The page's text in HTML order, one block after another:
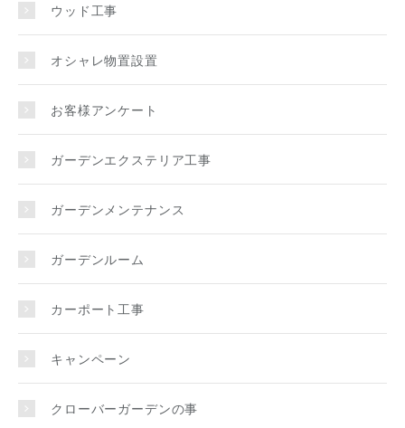
ウッド工事
オシャレ物置設置
お客様アンケート
ガーデンエクステリア工事
ガーデンメンテナンス
ガーデンルーム
カーポート工事
キャンペーン
クローバーガーデンの事